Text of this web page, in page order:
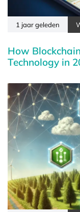
1 jaar geleden
How
Technology in